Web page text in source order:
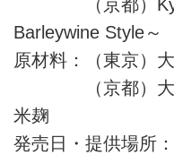
（京都）Kyoto
Barleywine Style～
原材料：（東京）
（京都）大麦
米麹
発売日・提供場所